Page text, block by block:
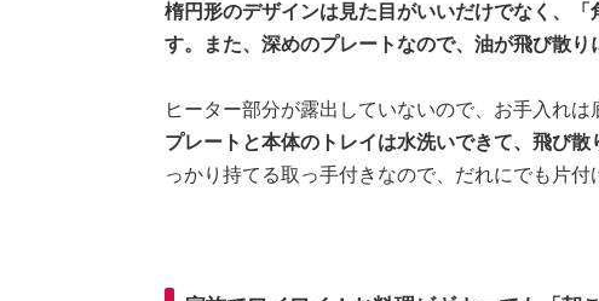
楕円形のデザインは見た目がいいだけでなく、
す。また、深めのプレートなので、油が飛び散り
ヒーター部分が露出していないので、お手入れ
プレートと本体のトレイは水洗いできて、飛び散
っかり持てる取っ手付きなので、だれにでも片